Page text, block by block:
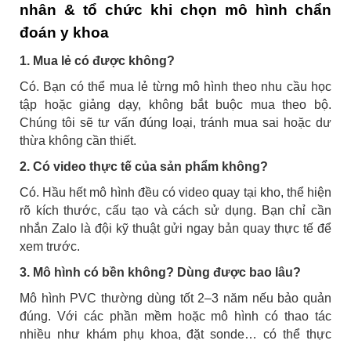
nhân & tổ chức khi chọn mô hình chẩn
đoán y khoa
1. Mua lẻ có được không?
Có. Bạn có thể mua lẻ từng mô hình theo nhu cầu học
tập hoặc giảng dạy, không bắt buộc mua theo bộ.
Chúng tôi sẽ tư vấn đúng loại, tránh mua sai hoặc dư
thừa không cần thiết.
2. Có video thực tế của sản phẩm không?
Có. Hầu hết mô hình đều có video quay tại kho, thể hiện
rõ kích thước, cấu tạo và cách sử dụng. Bạn chỉ cần
nhắn Zalo là đội kỹ thuật gửi ngay bản quay thực tế để
xem trước.
3. Mô hình có bền không? Dùng được bao lâu?
Mô hình PVC thường dùng tốt 2–3 năm nếu bảo quản
đúng. Với các phần mềm hoặc mô hình có thao tác
nhiều như khám phụ khoa, đặt sonde… có thể thực